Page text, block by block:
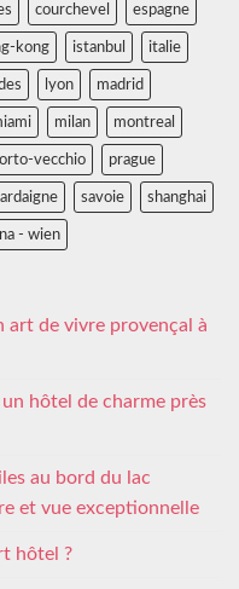
courchevel espagne
kong istanbul italie
lyon madrid
milan montreal
vecchio prague
savoie shanghai
- wien
art de vivre provençal à
hôtel de charme près
au bord du lac
et vue exceptionnelle
hôtel ?